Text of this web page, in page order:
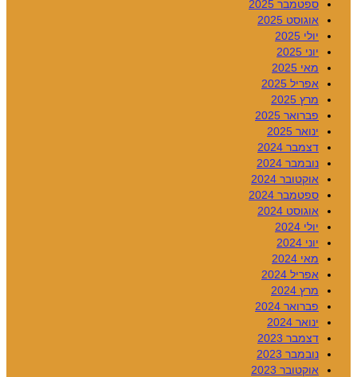
ספטמבר 2025
אוגוסט 2025
יולי 2025
יוני 2025
מאי 2025
אפריל 2025
מרץ 2025
פברואר 2025
ינואר 2025
דצמבר 2024
נובמבר 2024
אוקטובר 2024
ספטמבר 2024
אוגוסט 2024
יולי 2024
יוני 2024
מאי 2024
אפריל 2024
מרץ 2024
פברואר 2024
ינואר 2024
דצמבר 2023
נובמבר 2023
אוקטובר 2023